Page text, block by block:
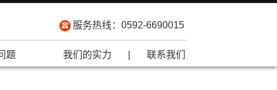
服务热线：0592-6690015
题 我们的实力 联系我们